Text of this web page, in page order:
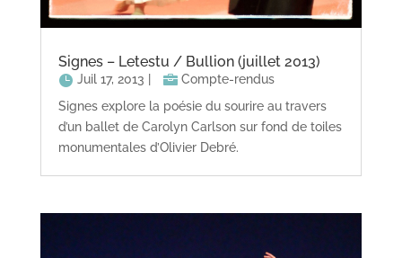
Signes – Letestu / Bullion (juillet 2013)
Juil 17, 2013
Compte-rendus
Signes explore la poésie du sourire au travers
d’un ballet de Carolyn Carlson sur fond de toiles
monumentales d’Olivier Debré.